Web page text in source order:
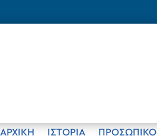
ΑΡΧΙΚΗ ΙΣΤΟΡΊΑ ΠΡΟΣΩΠΙΚΟ